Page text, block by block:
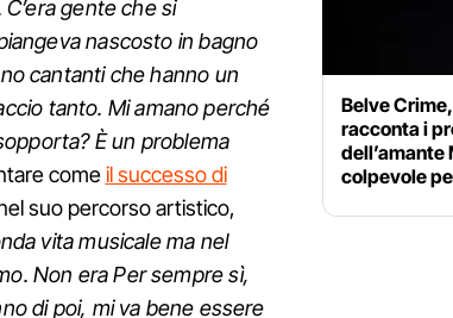
gente che si
nascosto in bagno
cantanti che hanno un
tanto. Mi amano perché
È un problema
comeil successo di
suo percorso artistico,
vita musicale ma nel
Non era Per sempre sì,
di poi, mi va bene essere
Belve
racconta i
dell’amante
colpevole